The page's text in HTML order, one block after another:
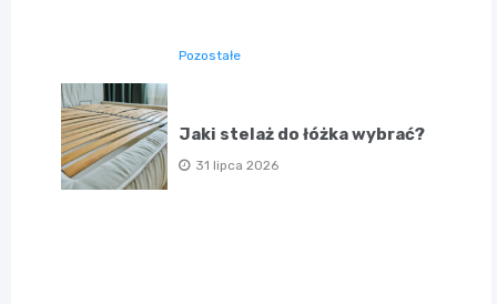
Pozostałe
Jaki stelaż do łóżka wybrać?
31 lipca 2026